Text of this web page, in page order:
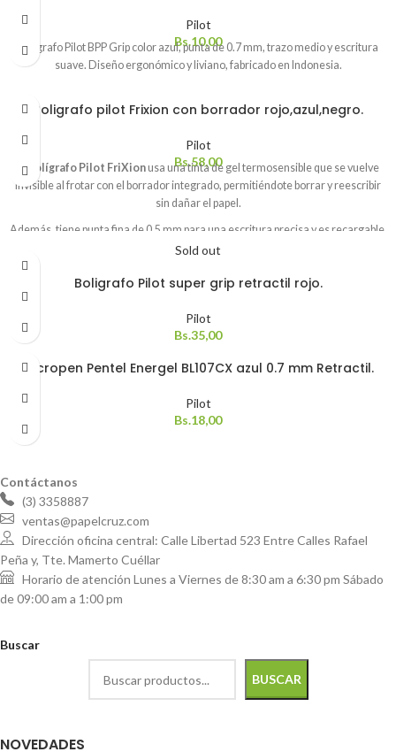
Pilot
Bs.10,00
Bolígrafo Pilot BPP Grip color azul, punta de 0.7 mm, trazo medio y escritura
suave. Diseño ergonómico y liviano, fabricado en Indonesia.
Boligrafo pilot Frixion con borrador rojo,azul,negro.
Pilot
Bs.58,00
El bolígrafo Pilot FriXionusa una tinta de gel termosensible que se vuelve
invisible al frotar con el borrador integrado, permitiéndote borrar y reescribir
sin dañar el papel.
Además, tiene punta fina de 0,5 mm para una escritura precisa y es recargable,
lo que lo hace más ecológico.
Sold out
Boligrafo Pilot super grip retractil rojo.
Pilot
Bs.35,00
Micropen Pentel Energel BL107CX azul 0.7 mm Retractil.
Pilot
Bs.18,00
Contáctanos
(3) 3358887
ventas@papelcruz.com
Dirección oficina central: Calle Libertad 523 Entre Calles Rafael
Peña y, Tte. Mamerto Cuéllar
Horario de atención Lunes a Viernes de 8:30 am a 6:30 pm Sábado
de 09:00 am a 1:00 pm
Buscar
BUSCAR
NOVEDADES